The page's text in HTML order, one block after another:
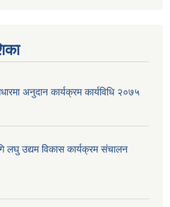
अनुदान कार्यक्रम कार्यविधि २०७५
लघु उद्यम विकास कार्यक्रम संचालन